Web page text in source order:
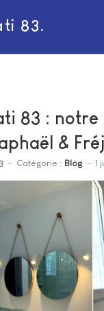
83.
83 :
&
Catégorie : Blog 1